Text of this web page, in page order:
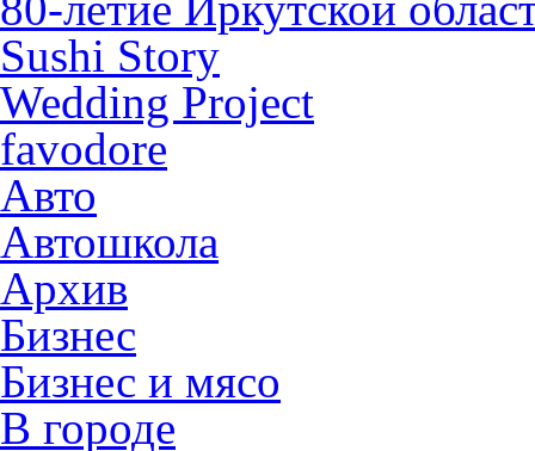
Sushi Story
Wedding Project
favodore
Авто
Автошкола
Архив
Бизнес
Бизнес и мясо
В городе